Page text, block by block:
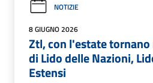
NOTIZIE
8 GIUGNO 2026
Ztl, con l'estate
di Lido delle Nazioni,
Estensi